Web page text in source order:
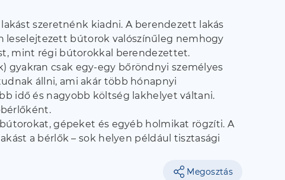
szeretnénk kiadni. A berendezett lakás
leselejtezett bútorok valószínűleg nemhogy
mint régi bútorokkal berendezettet.
gyakran csak egy-egy bőröndnyi személyes
állni, ami akár több hónapnyi
idő és nagyobb költség lakhelyet váltani.
gépeket és egyéb holmikat rögzíti. A
a bérlők – sok helyen például tisztasági
Megosztás